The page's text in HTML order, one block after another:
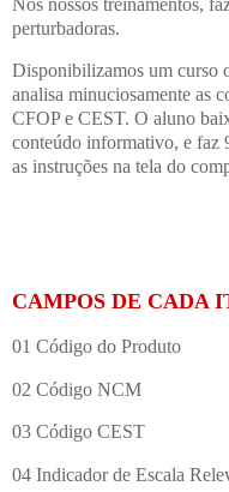
perturbadoras.
Disponibilizamos um curso
analisa minuciosamente as
CFOP e CEST. O aluno
conteúdo informativo, e faz
as instruções na tela do
CAMPOS DE CADA
01 Código do Produto
02 Código NCM
03 Código CEST
04 Indicador de Escala